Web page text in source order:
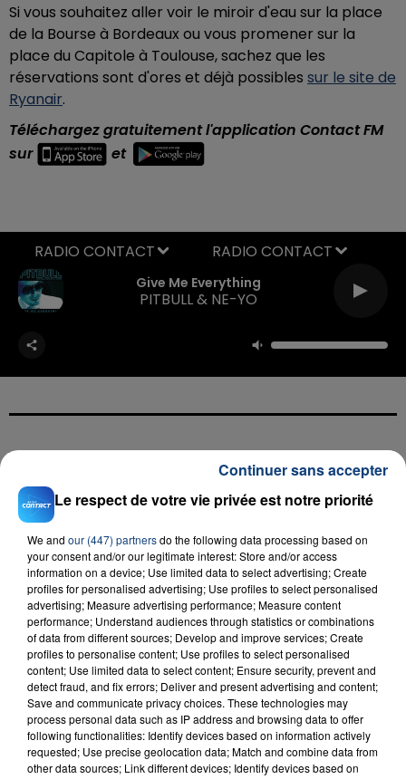
Si vous souhaitez aller voir le miroir d'eau sur la place
de la Bourse à Bordeaux ou vous promener sur la
place du Capitole à Toulouse, sachez que les
réservations sont d'ores et déjà possibles sur le site de
Ryanair.
Téléchargez gratuitement l'application Contact FM
sur
et
Give Me Everything
PITBULL & NE-YO
RADIO CONTACT
23 juillet 2026
INCENDIE MORTEL À LENS : UNE FEMME ET
SON BÉBÉ ENTRE LA VIE ET LA...
Un homme s'est immolé par le feu après avoir
aspergé sa compagne et leur bébé de trois mois
d'un liquide inflammable.
Le respect de votre vie privée est notre priorité
We and our (447) partnersdo the following data processing based on
your consent and/or our legitimate interest: Store and/or access
information on a device; Use limited data to select advertising; Create
profiles for personalised advertising; Use profiles to select personalised
advertising; Measure advertising performance; Measure content
performance; Understand audiences through statistics or combinations
of data from different sources; Develop and improve services; Create
profiles to personalise content; Use profiles to select personalised
content; Use limited data to select content; Ensure security, prevent and
detect fraud, and fix errors; Deliver and present advertising and content;
Save and communicate privacy choices. These technologies may
process personal data such as IP address and browsing data to offer
following functionalities: Identify devices based on information actively
requested; Use precise geolocation data; Match and combine data from
other data sources; Link different devices; Identify devices based on
Continuer sans accepter